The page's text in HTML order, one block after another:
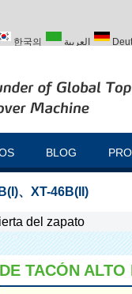
한국의 العربية
BLOG
、 XT-46B(II)
del zapato
DE TACÓN